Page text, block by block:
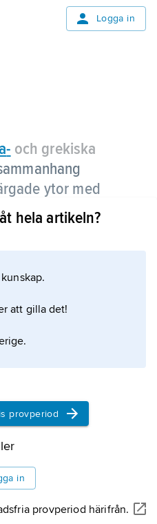
Logga in
- och grekiska
ytor med
kan se
men olika i en
hela artikeln?
att gilla det!
provperiod
in
provperiod härifrån.